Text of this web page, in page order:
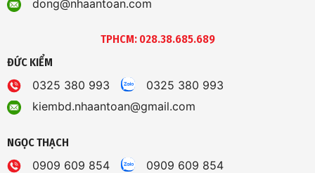
dong@nhaantoan.com
TPHCM: 028.38.685.689
ĐỨC KIỂM
0325 380 993
0325 380 993
kiembd.nhaantoan@gmail.com
NGỌC THẠCH
0909 609 854
0909 609 854